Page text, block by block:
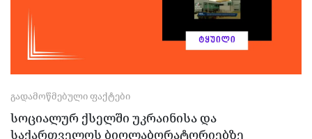
ᲒᲐᲓᲐᲛᲝᲬᲛᲔᲑᲣᲚᲘ ᲤᲐᲥᲢᲔᲑᲘ
სოციალურ ქსელში უკრაინისა და
საქართველოს ბიოლაბორატორიებზე